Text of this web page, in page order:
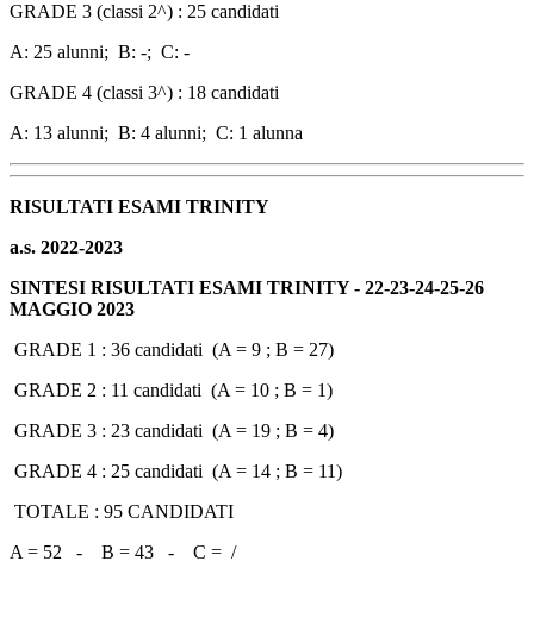
GRADE 3 (classi 2^) : 25 candidati
A: 25 alunni; B: -; C: -
GRADE 4 (classi 3^) : 18 candidati
A: 13 alunni; B: 4 alunni; C: 1 alunna
RISULTATI ESAMI TRINITY
a.s. 2022-2023
SINTESI RISULTATI ESAMI TRINITY - 22-23-24-25-26
MAGGIO 2023
GRADE 1 : 36 candidati (A = 9 ; B = 27)
GRADE 2 : 11 candidati (A = 10 ; B = 1)
GRADE 3 : 23 candidati (A = 19 ; B = 4)
GRADE 4 : 25 candidati (A = 14 ; B = 11)
TOTALE : 95 CANDIDATI
A = 52 - B = 43 - C = /